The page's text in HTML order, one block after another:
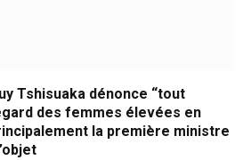
Tshisuaka dénonce “tout
des femmes élevées en
la première ministre